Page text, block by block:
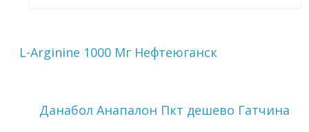
L-Arginine 1000 Мг Нефтеюганск
Данабол Анапалон Пкт дешево Гатчина